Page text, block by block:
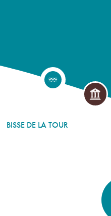
BISSE DE LA TOUR